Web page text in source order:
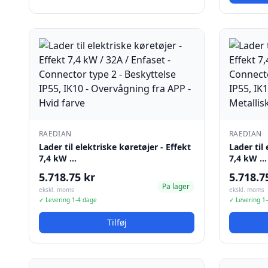
RAEDIAN
Lader til elektriske køretøjer - Effekt
7,4 kW …
5.718.75 kr
ekskl. moms
✓ Levering 1-4 dage
Pa lager
Tilføj
RAEDIAN
Lader til
7,4 kW …
ekskl. moms
✓ Levering